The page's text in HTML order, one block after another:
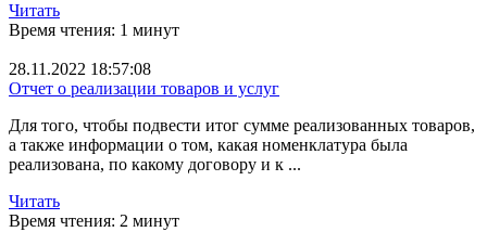
1С новости
установка цен в 1С
выбор тарифа
СНР розничного налога
1С Вебкасса
Конфигуратор 1С
Доход ИП
штрихкод
обработки
накладная
интервью
Читать
Время чтения: 1 минут
28.11.2022 18:57:08
Отчет о реализации товаров и услуг
Для того, чтобы подвести итог сумме реализованных товаров,
а также информации о том, какая номенклатура была
реализована, по какому договору и к ...
Читать
Время чтения: 2 минут